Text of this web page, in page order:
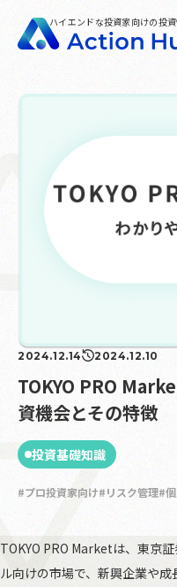
ハイエンドな投資家向けの投
2024.12.14 2024.12.10
TOKYO PRO
資機会とその特徴
投資基礎知識
プロ投資家向け リスク管理
TOKYO PRO Marketは、東京
ル向けの市場で、新興企業や成